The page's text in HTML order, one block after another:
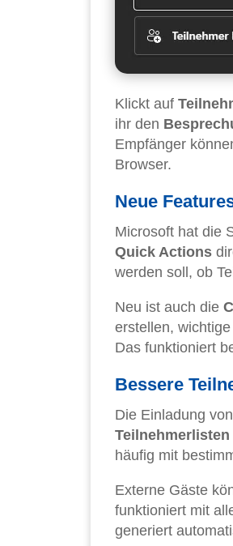
Klickt auf
ihr den
Empfänger
Browser.
Neue
Microsoft hat die
Quick Actions
werden soll, ob
Neu ist auch die
erstellen,
Das funktioniert
Bessere
Die Einladung
Teilnehmerlisten
häufig mit
Externe Gäste
funktioniert mit
generiert